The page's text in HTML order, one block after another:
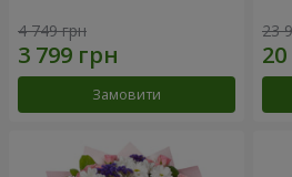
4 749 грн
Замовити
23